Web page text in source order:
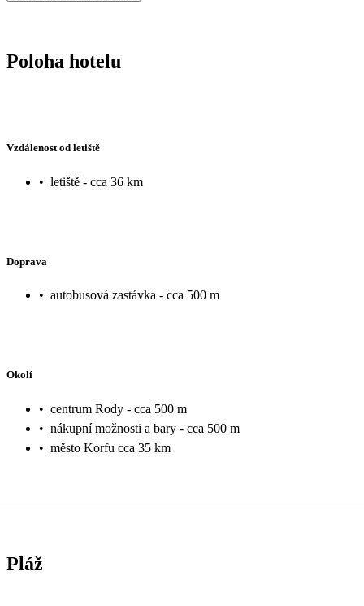
Poloha hotelu
Vzdálenost od letiště
• letiště - cca 36 km
Doprava
• autobusová zastávka - cca 500 m
Okolí
• centrum Rody - cca 500 m
• nákupní možnosti a bary - cca 500 m
• město Korfu cca 35 km
Pláž